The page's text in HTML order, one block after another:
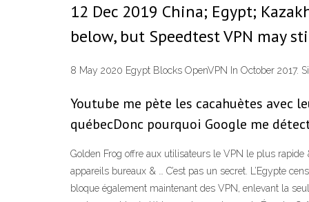
12 Dec 2019 China; Egypt;
below, but Speedtest VPN may
8 May 2020 Egypt Blocks OpenVPN In October 2017.
Youtube me pète les cacahuètes avec
québecDonc pourquoi Google me
Golden Frog offre aux utilisateurs le VPN le plus
appareils bureaux & … C’est pas un secret. L’Egypte
bloque également maintenant des VPN, enlevant la